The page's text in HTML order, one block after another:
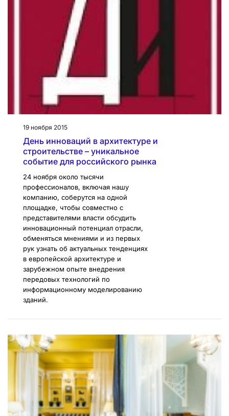
19 ноября 2015
День инноваций в архитектуре и
строительстве – уникальное
событие для российского рынка
24 ноября около тысячи
профессионалов, включая нашу
компанию, соберутся на одной
площадке, чтобы совместно с
представителями власти обсудить
инновационный потенциал отрасли,
обменяться мнениями и из первых
рук узнать об актуальных тенденциях
в европейской архитектуре и
зарубежном опыте внедрения
передовых технологий по
информационному моделированию
зданий.